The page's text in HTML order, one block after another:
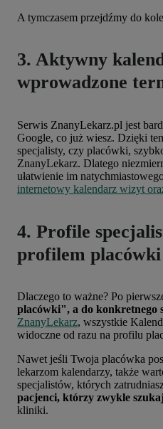
A tymczasem przejdźmy do
3. Aktywny
wprowadzone
Serwis ZnanyLekarz.pl jest
Google, co już wiesz. Dzięki
specjalisty, czy placówki,
ZnanyLekarz. Dlatego
ułatwienie im
internetowy kalendarz wizyt
4. Profile
profilem placówki
Dlaczego to ważne? Po
placówki", a do konkretnego
ZnanyLekarz, wszystkie
widoczne od razu na profilu
Nawet jeśli Twoja placówka
lekarzom kalendarzy, także
specjalistów, których
pacjenci, którzy zwykle
kliniki.